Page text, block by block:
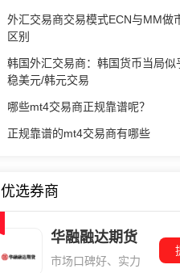
外汇交易商交易模式ECN与MM做
区别
韩国外汇交易商：韩国货币当局似
稳美元/韩元交易
哪些mt4交易商正规靠谱呢？
正规靠谱的mt4交易商有哪些
优选券商
华融融达期货
市场口碑好、实力